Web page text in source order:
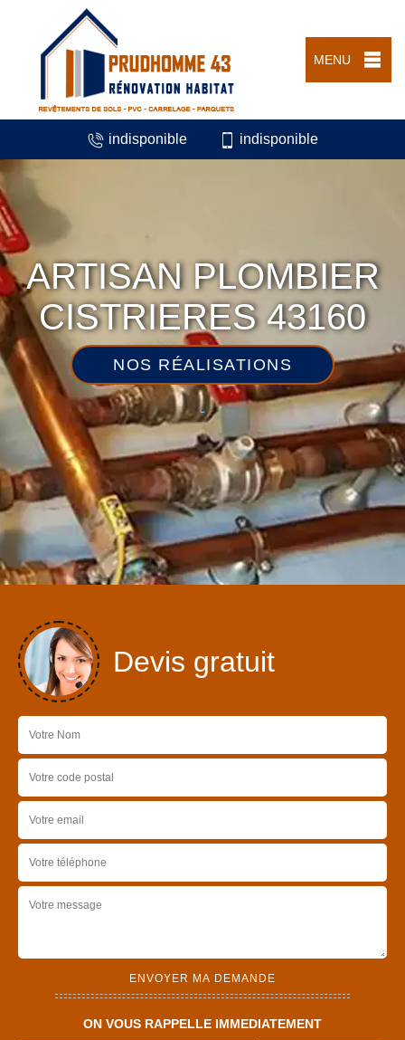
MENU
indisponible indisponible
ARTISAN PLOMBIER
CISTRIERES 43160
NOS RÉALISATIONS
Devis gratuit
ON VOUS RAPPELLE IMMEDIATEMENT